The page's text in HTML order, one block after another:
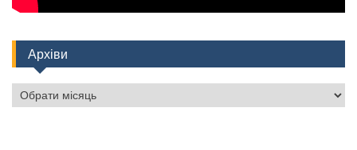
Архіви
Архіви